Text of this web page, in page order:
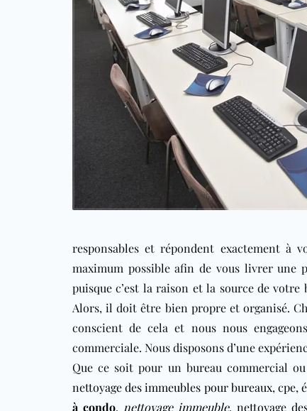
responsables et répondent exactement à
maximum possible afin de vous livrer une
puisque c’est la raison et la source de
Alors, il doit être bien propre et organisé.
conscient de cela et nous nous
commerciale. Nous disposons d’une
Que ce soit pour un bureau commercial
nettoyage des immeubles pour bureaux, cpe,
à condo, nettoyage immeuble,nettoyage